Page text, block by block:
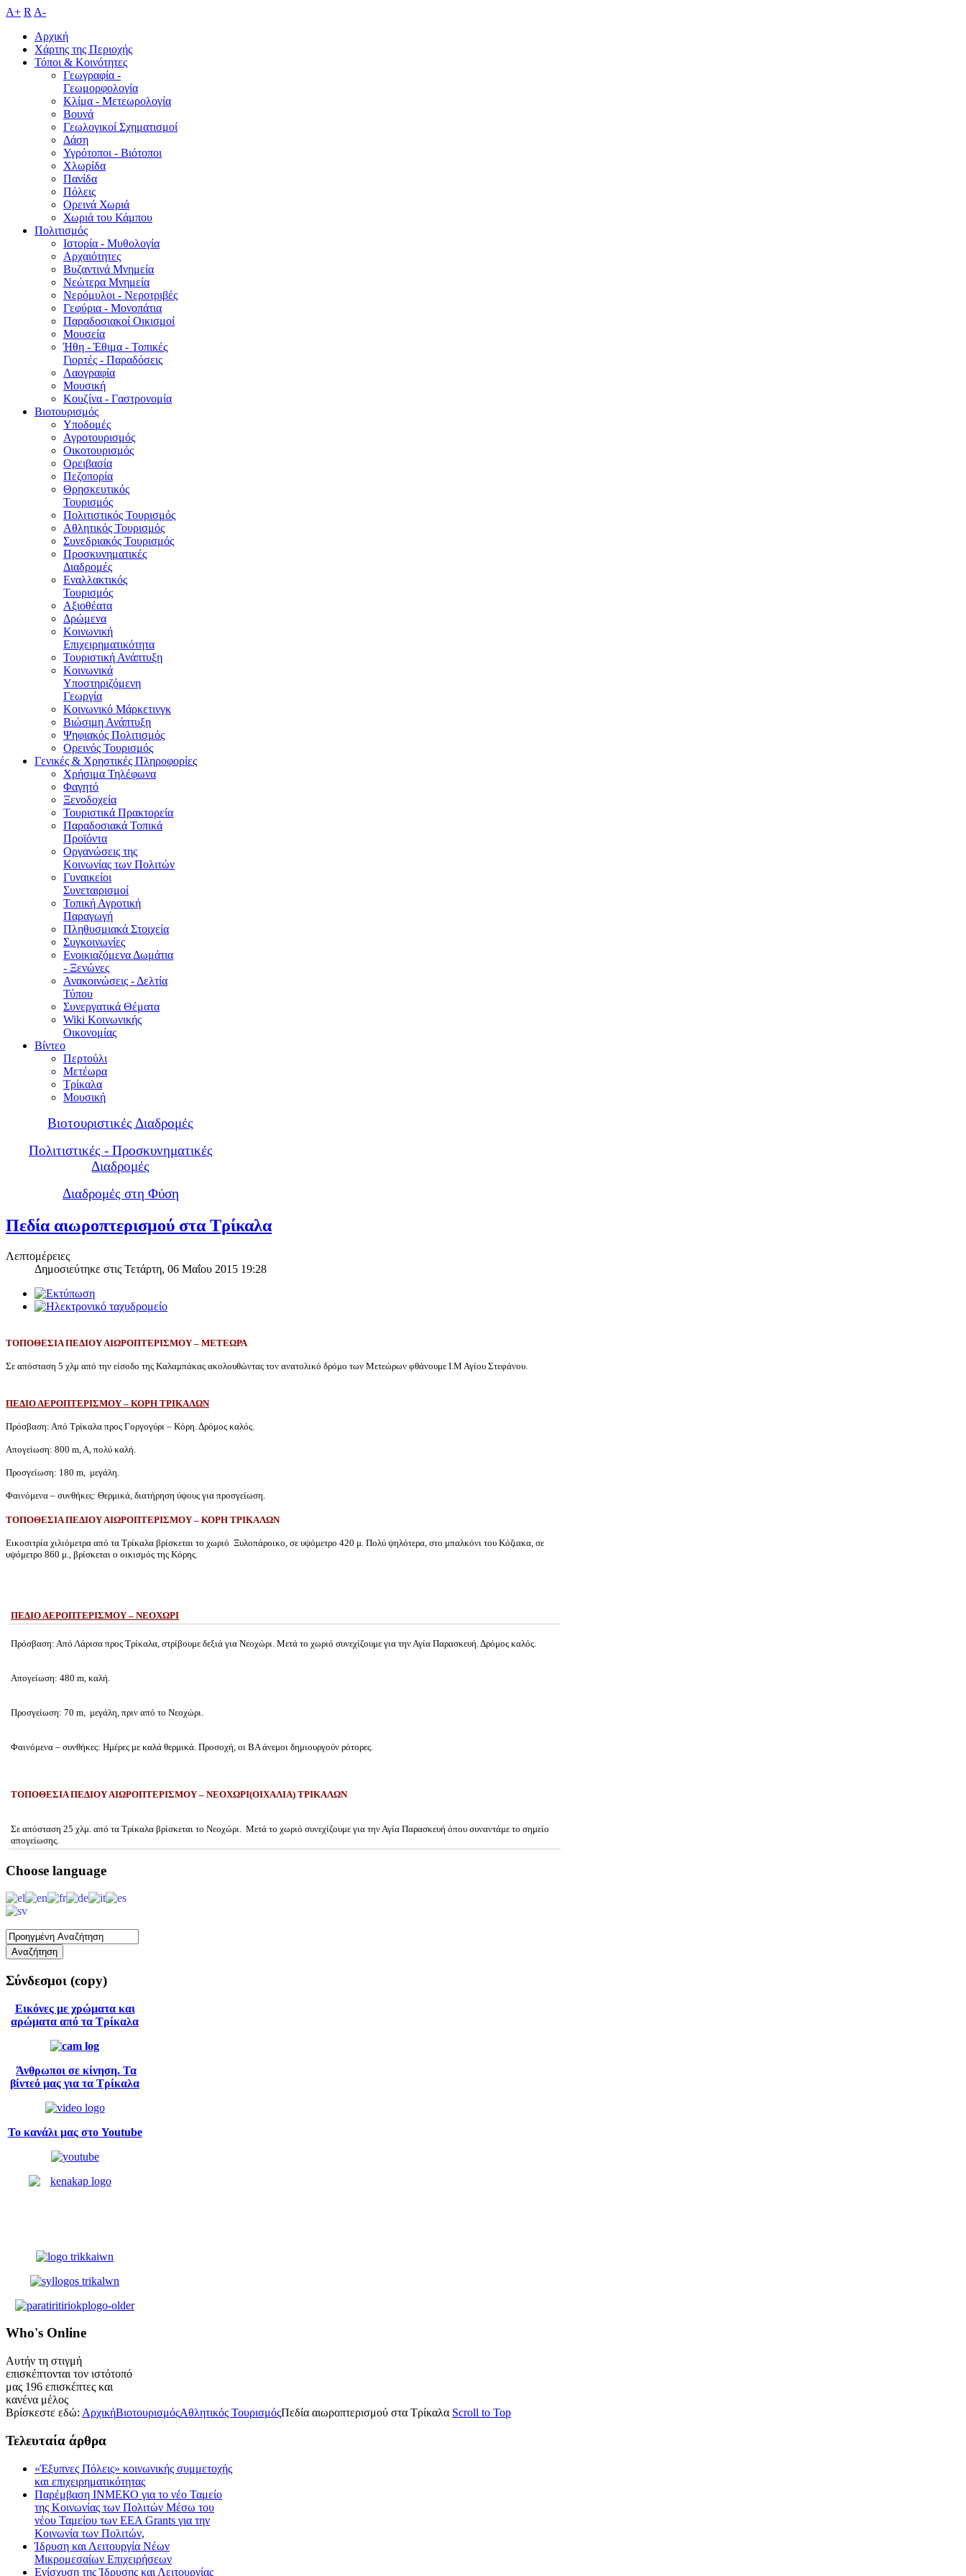
A+ R A-
Αρχική
Χάρτης της Περιοχής
Τόποι & Κοινότητες
Γεωγραφία -
Γεωμορφολογία
Κλίμα - Mετεωρολογία
Βουνά
Γεωλογικοί Σχηματισμοί
Δάση
Υγρότοποι - Βιότοποι
Χλωρίδα
Πανίδα
Πόλεις
Ορεινά Χωριά
Χωριά του Κάμπου
Πολιτισμός
Ιστορία - Μυθολογία
Αρχαιότητες
Βυζαντινά Μνημεία
Νεώτερα Μνημεία
Νερόμυλοι - Nεροτριβές
Γεφύρια - Μονοπάτια
Παραδοσιακοί Οικισμοί
Μουσεία
Ήθη - Έθιμα - Τοπικές
Γιορτές - Παραδόσεις
Λαογραφία
Μουσική
Κουζίνα - Γαστρονομία
Βιοτουρισμός
Υποδομές
Αγροτουρισμός
Οικοτουρισμός
Ορειβασία
Πεζοπορία
Θρησκευτικός
Τουρισμός
Πολιτιστικός Τουρισμός
Αθλητικός Τουρισμός
Συνεδριακός Τουρισμός
Προσκυνηματικές
Διαδρομές
Εναλλακτικός
Τουρισμός
Αξιοθέατα
Δρώμενα
Κοινωνική
Επιχειρηματικότητα
Τουριστική Ανάπτυξη
Κοινωνικά
Υποστηριζόμενη
Γεωργία
Κοινωνικό Μάρκετινγκ
Βιώσιμη Ανάπτυξη
Ψηφιακός Πολιτισμός
Ορεινός Τουρισμός
Γενικές & Χρηστικές Πληροφορίες
Χρήσιμα Τηλέφωνα
Φαγητό
Ξενοδοχεία
Τουριστικά Πρακτορεία
Παραδοσιακά Τοπικά
Προϊόντα
Οργανώσεις της
Κοινωνίας των Πολιτών
Γυναικείοι
Συνεταιρισμοί
Τοπική Αγροτική
Παραγωγή
Πληθυσμιακά Στοιχεία
Συγκοινωνίες
Ενοικιαζόμενα Δωμάτια
- Ξενώνες
Ανακοινώσεις - Δελτία
Τύπου
Συνεργατικά Θέματα
Wiki Κοινωνικής
Οικονομίας
Βίντεο
Περτούλι
Μετέωρα
Τρίκαλα
Μουσική
Βιοτουριστικές Διαδρομές
Πολιτιστικές - Προσκυνηματικές
Διαδρομές
Διαδρομές στη Φύση
Πεδία αιωροπτερισμού στα Τρίκαλα
Λεπτομέρειες
Δημοσιεύτηκε στις Τετάρτη, 06 Μαΐου 2015 19:28
ΤΟΠΟΘΕΣΙΑ ΠΕΔΙΟΥ ΑΙΩΡΟΠΤΕΡΙΣΜΟΥ – ΜΕΤΕΩΡΑ
Σε απόσταση 5 χλμ από την είσοδο της Καλαμπάκας ακολουθώντας τον ανατολικό δρόμο των Μετεώρων φθάνουμε Ι.Μ Αγίου Στεφάνου.
ΠΕΔΙΟ ΑΕΡΟΠΤΕΡΙΣΜΟΥ – ΚΟΡΗ ΤΡΙΚΑΛΩΝ
Πρόσβαση: Από Τρίκαλα προς Γοργογύρι – Κόρη. Δρόμος καλός.
Απογείωση: 800 m, A, πολύ καλή.
Προσγείωση: 180 m, μεγάλη.
Φαινόμενα – συνθήκες: Θερμικά, διατήρηση ύψους για προσγείωση.
ΤΟΠΟΘΕΣΙΑ ΠΕΔΙΟΥ ΑΙΩΡΟΠΤΕΡΙΣΜΟΥ – ΚΟΡΗ ΤΡΙΚΑΛΩΝ
Εικοσιτρία χιλιόμετρα από τα Τρίκαλα βρίσκεται το χωριό Ξυλοπάροικο, σε υψόμετρο 420 μ. Πολύ ψηλότερα, στο μπαλκόνι του Κόζιακα, σε
υψόμετρο 860 μ., βρίσκεται ο οικισμός της Κόρης.
ΠΕΔΙΟ ΑΕΡΟΠΤΕΡΙΣΜΟY – ΝΕΟΧΩΡΙ
Πρόσβαση: Από Λάρισα προς Τρίκαλα, στρίβουμε δεξιά για Νεοχώρι. Μετά το χωριό συνεχίζουμε για την Αγία Παρασκευή. Δρόμος καλός.
Απογείωση: 480 m, καλή.
Προσγείωση: 70 m, μεγάλη, πριν από το Νεοχώρι.
Φαινόμενα – συνθήκες: Ημέρες με καλά θερμικά. Προσοχή, οι ΒΑ άνεμοι δημιουργούν ρότορες.
ΤΟΠΟΘΕΣΙΑ ΠΕΔΙΟΥ ΑΙΩΡΟΠΤΕΡΙΣΜΟΥ – ΝΕΟΧΩΡΙ(ΟΙΧΑΛΙΑ) ΤΡΙΚΑΛΩΝ
Σε απόσταση 25 χλμ. από τα Τρίκαλα βρίσκεται το Νεοχώρι. Μετά το χωριό συνεχίζουμε για την Αγία Παρασκευή όπου συναντάμε το σημείο
απογείωσης.
Choose language
Σύνδεσμοι (copy)
Εικόνες με χρώματα και
αρώματα από τα Τρίκαλα
Άνθρωποι σε κίνηση. Τα
βίντεό μας για τα Τρίκαλα
Το κανάλι μας στο Youtube
Who's Online
Αυτήν τη στιγμή
επισκέπτονται τον ιστότοπό
μας 196 επισκέπτες και
κανένα μέλος
Βρίσκεστε εδώ: ΑρχικήΒιοτουρισμόςΑθλητικός ΤουρισμόςΠεδία αιωροπτερισμού στα Τρίκαλα Scroll to Top
Τελευταία άρθρα
«Έξυπνες Πόλεις» κοινωνικής συμμετοχής
και επιχειρηματικότητας
Παρέμβαση ΙΝΜΕΚΟ για το νέο Ταμείο
της Κοινωνίας των Πολιτών Μέσω του
νέου Ταμείου των ΕΕΑ Grants για την
Κοινωνία των Πολιτών,
Ίδρυση και Λειτουργία Νέων
Μικρομεσαίων Επιχειρήσεων
Ενίσχυση της Ίδρυσης και Λειτουργίας